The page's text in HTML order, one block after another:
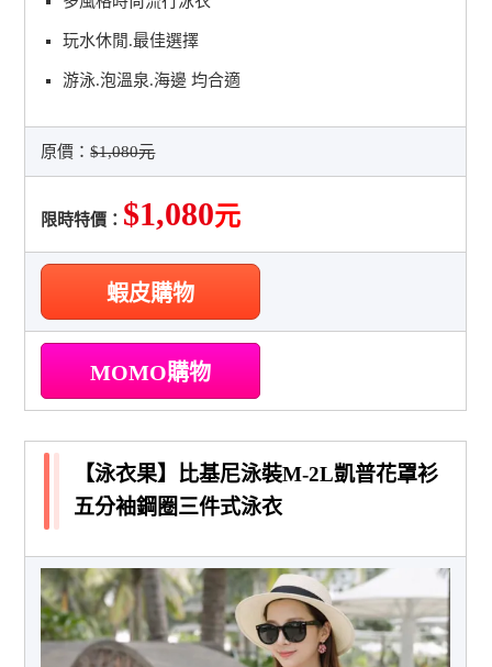
玩水休閒.最佳選擇
游泳.泡溫泉.海邊 均合適
原價：$1,080元
限時特價： $1,080元
蝦皮購物
MOMO購物
【泳衣果】比基尼泳裝M-2L凱普花罩衫
五分袖鋼圈三件式泳衣